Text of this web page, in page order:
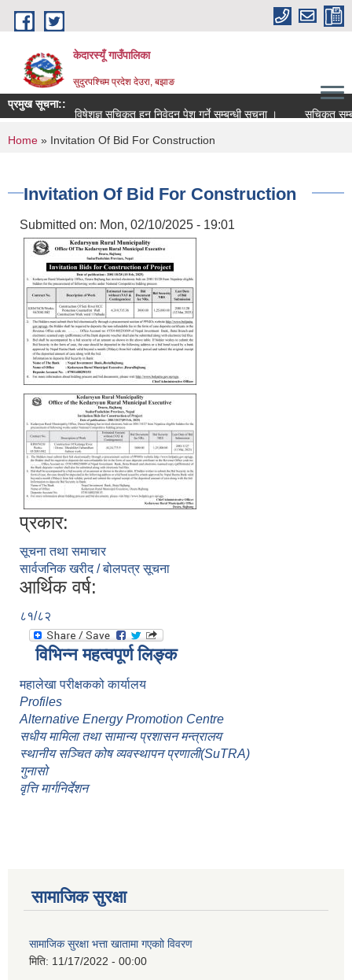
Skip to main content
केदारस्यूँ गाउँपालिका
सुदुरपश्चिम प्रदेश देउरा, बझाङ
प्रमुख सूचना::
विषेशज्ञ सूचिकृत हुन निवेदन पेश गर्ने सम्बन्धी सूचना ।
सूचिकृत सम्बन्धी
You are here
Home » Invitation Of Bid For Construction
Invitation Of Bid For Construction
Submitted on: Mon, 02/10/2025 - 19:01
प्रकार:
सूचना तथा समाचार
सार्वजनिक खरीद / बोलपत्र सूचना
आर्थिक वर्ष:
८१/८२
विभिन्न महत्वपूर्ण लिङ्क
महालेखा परीक्षकको कार्यालय
Profiles
Alternative Energy Promotion Centre
सधीय मामिला तथा सामान्य प्रशासन मन्त्रालय
स्थानीय सञ्चित कोष व्यवस्थापन प्रणाली(SuTRA)
गुनासो
वृत्ति मार्गनिर्देशन
सामाजिक सुरक्षा
सामाजिक सुरक्षा भत्ता खातामा गएकाो विवरण
मिति: 11/17/2022 - 00:00